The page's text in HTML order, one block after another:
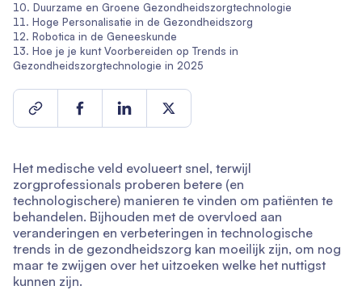
Het medische veld evolueert snel, terwijl
zorgprofessionals proberen betere (en
technologischere) manieren te vinden om patiënten te
behandelen. Bijhouden met de overvloed aan
veranderingen en verbeteringen in technologische
trends in de gezondheidszorg kan moeilijk zijn, om nog
maar te zwijgen over het uitzoeken welke het nuttigst
kunnen zijn.
Duurzame en Groene Gezondheidszorgtechnologie
Hoge Personalisatie in de Gezondheidszorg
Robotica in de Geneeskunde
Hoe je je kunt Voorbereiden op Trends in
Gezondheidszorgtechnologie in 2025